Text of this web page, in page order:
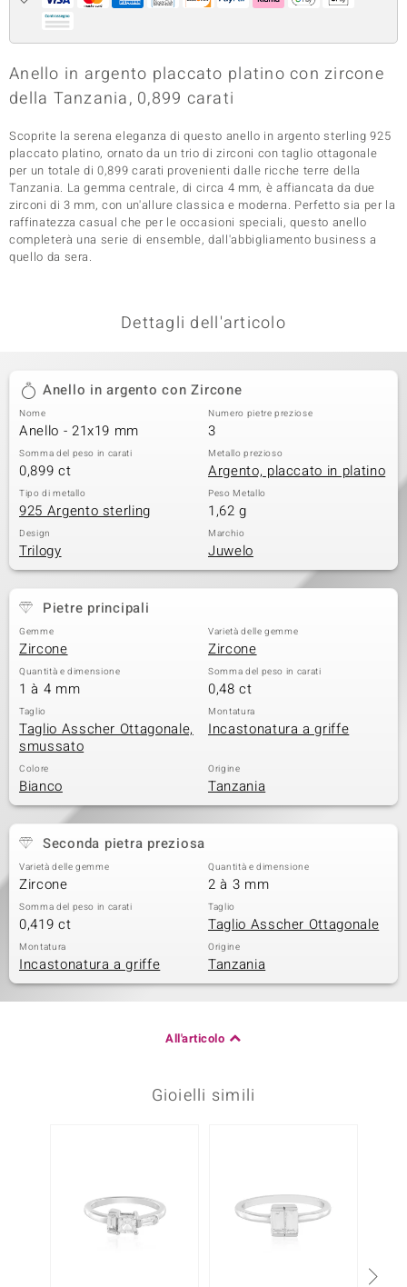
Anello in argento placcato platino con zircone
della Tanzania, 0,899 carati
Scoprite la serena eleganza di questo anello in argento sterling 925
placcato platino, ornato da un trio di zirconi con taglio ottagonale
per un totale di 0,899 carati provenienti dalle ricche terre della
Tanzania. La gemma centrale, di circa 4 mm, è affiancata da due
zirconi di 3 mm, con un'allure classica e moderna. Perfetto sia per la
raffinatezza casual che per le occasioni speciali, questo anello
completerà una serie di ensemble, dall'abbigliamento business a
quello da sera.
Dettagli dell'articolo
Anello in argento con Zircone
Nome
Anello - 21x19 mm
Numero pietre preziose
3
Somma del peso in carati
0,899 ct
Metallo prezioso
Argento, placcato in platino
Tipo di metallo
925 Argento sterling
Peso Metallo
1,62 g
Design
Trilogy
Marchio
Juwelo
Pietre principali
Gemme
Zircone
Varietà delle gemme
Zircone
Quantità e dimensione
1 à 4 mm
Somma del peso in carati
0,48 ct
Taglio
Taglio Asscher Ottagonale,
smussato
Montatura
Incastonatura a griffe
Colore
Bianco
Origine
Tanzania
Seconda pietra preziosa
Varietà delle gemme
Zircone
Quantità e dimensione
2 à 3 mm
Somma del peso in carati
0,419 ct
Taglio
Taglio Asscher Ottagonale
Montatura
Incastonatura a griffe
Origine
Tanzania
All'articolo
Gioielli simili